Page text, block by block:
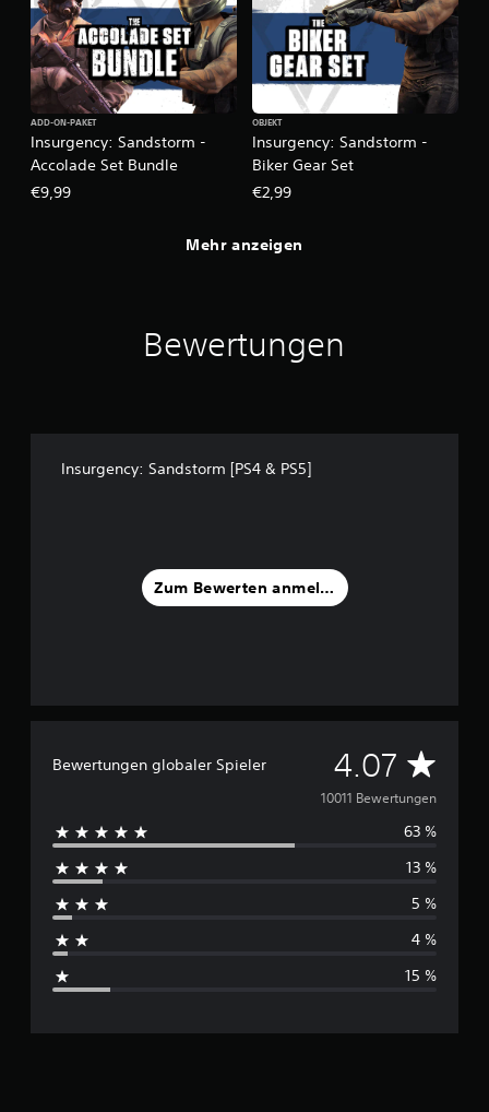
Insurgency: Sandstorm -
Accolade Set Bundle
ADD-ON-PAKET
€9,99
Insurgency: Sandstorm -
Biker Gear Set
OBJEKT
€2,99
Mehr anzeigen
Bewertungen
Insurgency: Sandstorm [PS4 & PS5]
Zum Bewerten anmelden
Bewertungen globaler Spieler 4.07 D
u
r
c
h
s
h
10011 Bewertungen
63 %
13 %
5 %
4 %
15 %